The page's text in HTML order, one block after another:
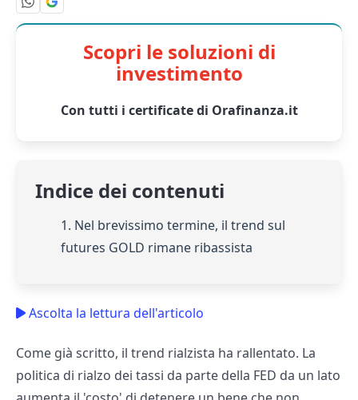
Scopri le soluzioni di
investimento
Con tutti i certificate di Orafinanza.it
Indice dei contenuti
1. Nel brevissimo termine, il trend sul
futures GOLD rimane ribassista
Ascolta la lettura dell'articolo
Come già scritto, il trend rialzista ha rallentato. La
politica di rialzo dei tassi da parte della FED da un lato